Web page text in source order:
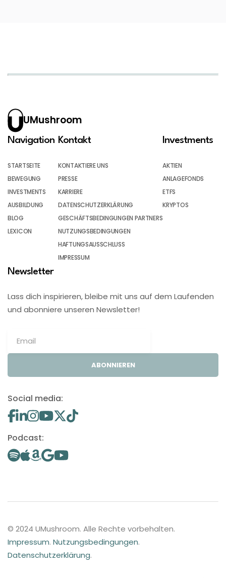
UMushroom
Navigation
STARTSEITE
BEWEGUNG
INVESTMENTS
AUSBILDUNG
BLOG
LEXICON
Kontakt
KONTAKTIERE UNS
PRESSE
KARRIERE
DATENSCHUTZERKLÄRUNG
GESCHÄFTSBEDINGUNGEN PARTNERS
NUTZUNGSBEDINGUNGEN
HAFTUNGSAUSSCHLUSS
IMPRESSUM
Investments
AKTIEN
ANLAGEFONDS
ETFS
KRYPTOS
Newsletter
Lass dich inspirieren, bleibe mit uns auf dem Laufenden
und abonniere unseren Newsletter!
ABONNIEREN
Social media:
Podcast:
© 2024 UMushroom. Alle Rechte vorbehalten.
Impressum. Nutzungsbedingungen.
Datenschutzerklärung.